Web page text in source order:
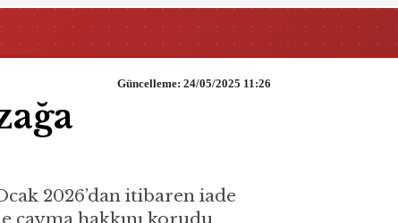
Güncelleme: 24/05/2025 11:26
2026’dan itibaren iade